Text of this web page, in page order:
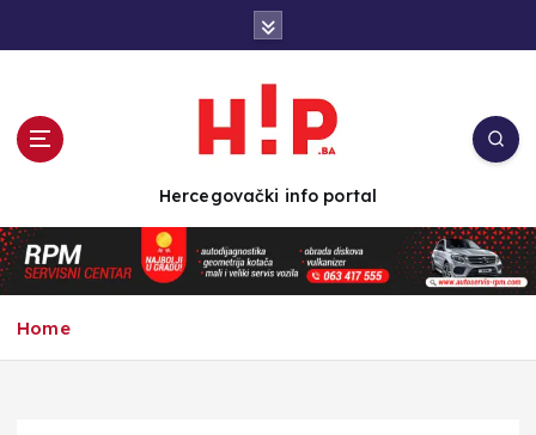
n
t
e
Hercegovački info portal
Home